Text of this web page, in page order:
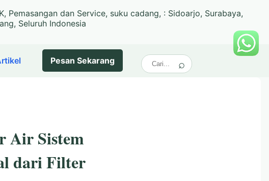
Pemasangan dan Service, suku cadang, : Sidoarjo, Surabaya,
Seluruh Indonesia
Pesan Sekarang
Air Sistem
dari Filter